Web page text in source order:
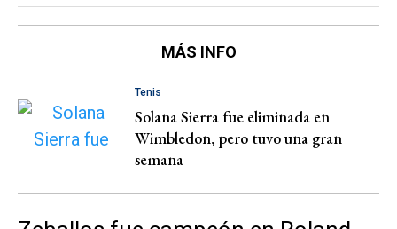
MÁS INFO
Tenis
Solana Sierra fue eliminada en
Wimbledon, pero tuvo una gran
semana